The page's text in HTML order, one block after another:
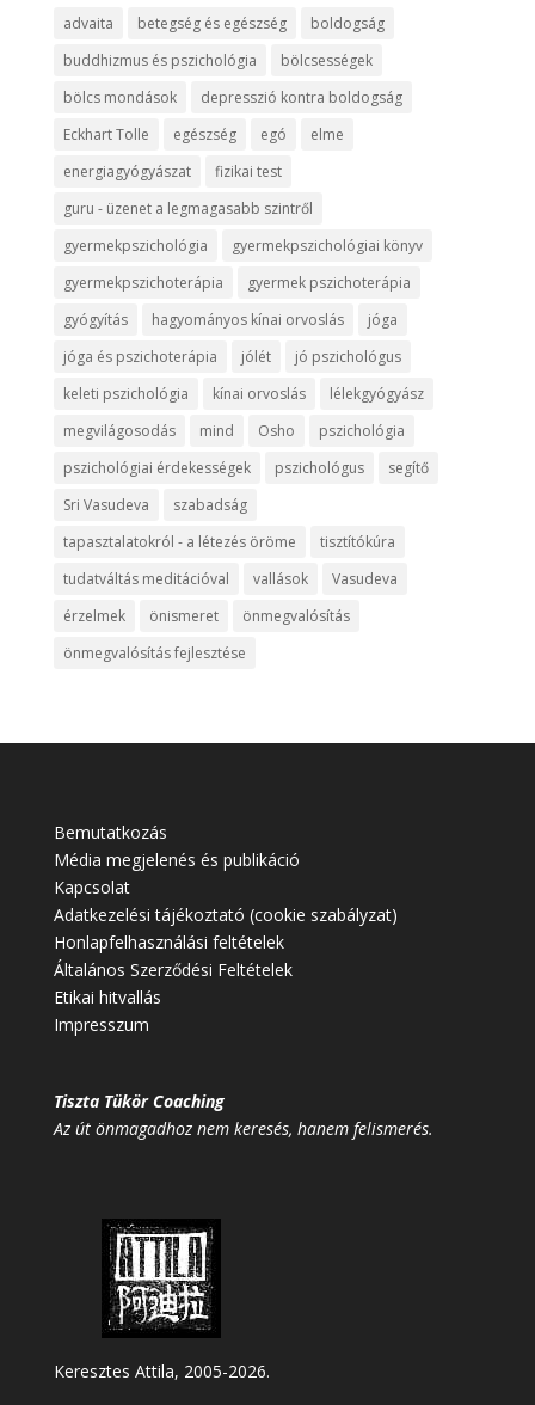
advaita betegség és egészség
boldogság
buddhizmus és pszichológia
bölcsességek
bölcs mondások
depresszió kontra boldogság
Eckhart Tolle
egészség egó
elme
energiagyógyászat
fizikai test
guru - üzenet a legmagasabb szintről
gyermekpszichológia
gyermekpszichológiai könyv
gyermekpszichoterápia
gyermek pszichoterápia
gyógyítás
hagyományos kínai orvoslás
jóga
jóga és pszichoterápia
jólét
jó pszichológus
keleti pszichológia
kínai orvoslás
lélekgyógyász
megvilágosodás
mind Osho
pszichológia
pszichológiai érdekességek
pszichológus
segítő
Sri Vasudeva
szabadság
tapasztalatokról - a létezés öröme
tisztítókúra
tudatváltás meditációval
vallások
Vasudeva
érzelmek
önismeret
önmegvalósítás
önmegvalósítás fejlesztése
Bemutatkozás
Média megjelenés és publikáció
Kapcsolat
Adatkezelési tájékoztató (cookie szabályzat)
Honlapfelhasználási feltételek
Általános Szerződési Feltételek
Etikai hitvallás
Impresszum
Tiszta Tükör Coaching
Az út önmagadhoz nem keresés, hanem felismerés.
Keresztes Attila, 2005-2026.